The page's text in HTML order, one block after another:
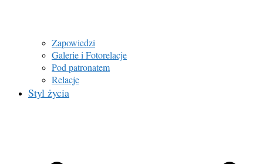
Zapowiedzi
Galerie i Fotorelacje
Pod patronatem
Relacje
Styl życia